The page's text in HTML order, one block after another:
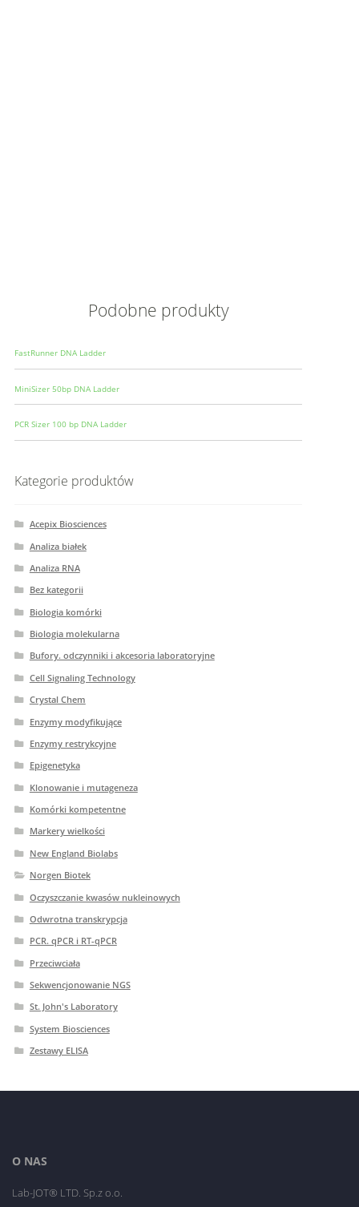
Podobne produkty
FastRunner DNA Ladder
MiniSizer 50bp DNA Ladder
PCR Sizer 100 bp DNA Ladder
Kategorie produktów
Acepix Biosciences
Analiza białek
Analiza RNA
Bez kategorii
Biologia komórki
Biologia molekularna
Bufory. odczynniki i akcesoria laboratoryjne
Cell Signaling Technology
Crystal Chem
Enzymy modyfikujące
Enzymy restrykcyjne
Epigenetyka
Klonowanie i mutageneza
Komórki kompetentne
Markery wielkości
New England Biolabs
Norgen Biotek
Oczyszczanie kwasów nukleinowych
Odwrotna transkrypcja
PCR. qPCR i RT-qPCR
Przeciwciała
Sekwencjonowanie NGS
St. John's Laboratory
System Biosciences
Zestawy ELISA
O NAS
Lab-JOT® LTD. Sp.z o.o.